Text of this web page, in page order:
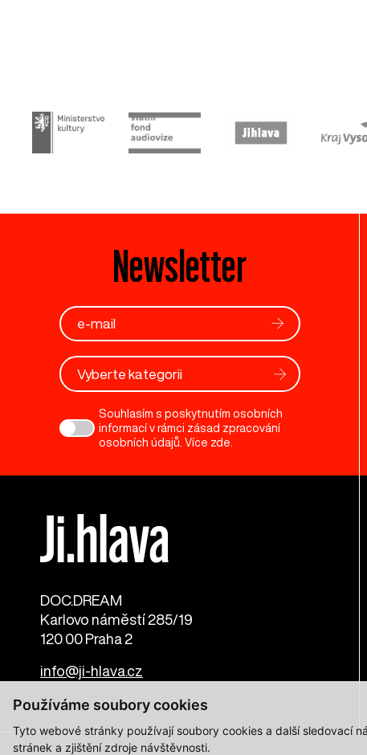
Používáme soubory cookies
Tyto webové stránky používají soubory cookies a další sledovací
stránek a zjištění zdroje návštěvnosti.
Newsletter
Vyberte kategorii
Souhlasím s poskytnutím osobních
informací v rámci zásad zpracování
osobních údajů. Více zde.
DOC.DREAM​
Karlovo náměstí 285/19
120 00 Praha 2
info@ji-hlava.cz